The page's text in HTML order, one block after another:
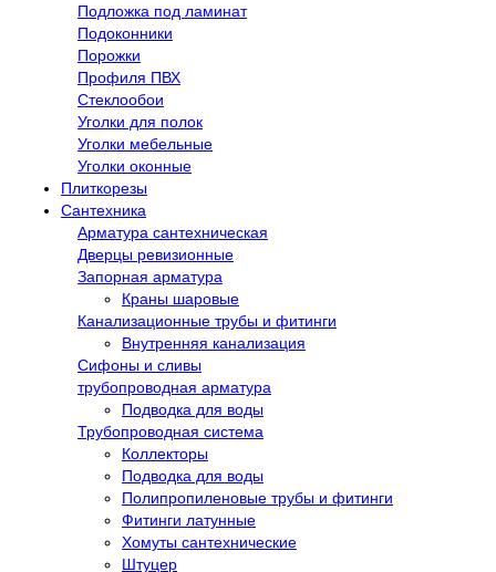
Подложка под ламинат
Подоконники
Порожки
Профиля ПВХ
Стеклообои
Уголки для полок
Уголки мебельные
Уголки оконные
Плиткорезы
Сантехника
Арматура сантехническая
Дверцы ревизионные
Запорная арматура
Краны шаровые
Канализационные трубы и фитинги
Внутренняя канализация
Сифоны и сливы
трубопроводная арматура
Подводка для воды
Трубопроводная система
Коллекторы
Подводка для воды
Полипропиленовые трубы и фитинги
Фитинги латунные
Хомуты сантехнические
Штуцер